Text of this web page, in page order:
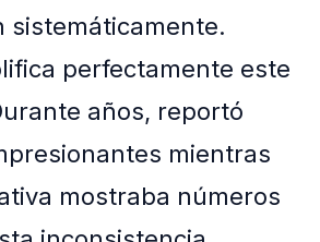
sistemáticamente.
perfectamente este
años, reportó
mientras
mostraba números